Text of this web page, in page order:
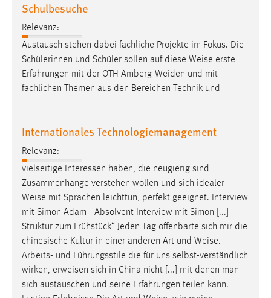
Schulbesuche
Relevanz:
Austausch stehen dabei fachliche Projekte im Fokus. Die
Schülerinnen und Schüler sollen auf diese Weise erste
Erfahrungen mit der OTH Amberg-Weiden und mit
fachlichen Themen aus den Bereichen Technik und
Internationales Technologiemanagement
Relevanz:
vielseitige Interessen haben, die neugierig sind
Zusammenhänge verstehen wollen und sich idealer
Weise mit Sprachen leichttun, perfekt geeignet. Interview
mit Simon Adam - Absolvent Interview mit Simon [...]
Struktur zum Frühstück“ Jeden Tag offenbarte sich mir die
chinesische Kultur in einer anderen Art und Weise.
Arbeits- und Führungsstile die für uns selbst-verständlich
wirken, erweisen sich in China nicht [...] mit denen man
sich austauschen und seine Erfahrungen teilen kann.
Zweck:
Zugriffsstatistik
Cookie Laufzeit:
Max. 13 Monate
Marketing Cookies werden von Drittanbietern
Sie tun dies, indem sie Besucher über Websites
hinweg verfolgen.
Google Ads
Name:
_gcl_au
Anbieter:
Google Ireland Limited